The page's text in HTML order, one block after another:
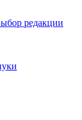
редакции